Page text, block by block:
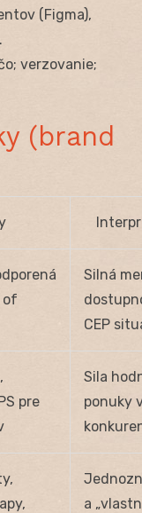
(Figma),
verzovanie;
(brand
of
Silná
CEP
pre
Sila
ponuky
a